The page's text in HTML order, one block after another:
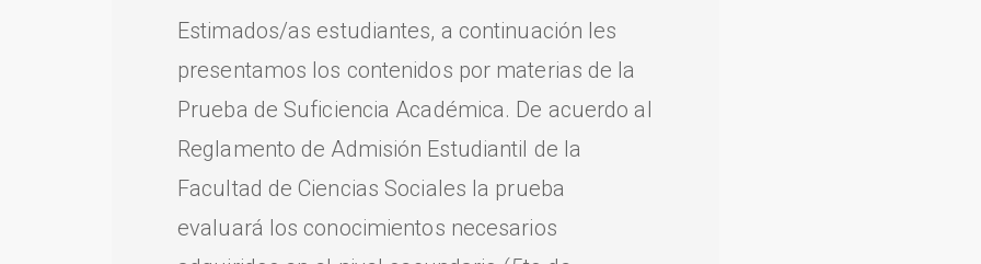
Estimados/as estudiantes, a continuación les
presentamos los contenidos por materias de la
Prueba de Suficiencia Académica. De acuerdo al
Reglamento de Admisión Estudiantil de la
Facultad de Ciencias Sociales la prueba
evaluará los conocimientos necesarios